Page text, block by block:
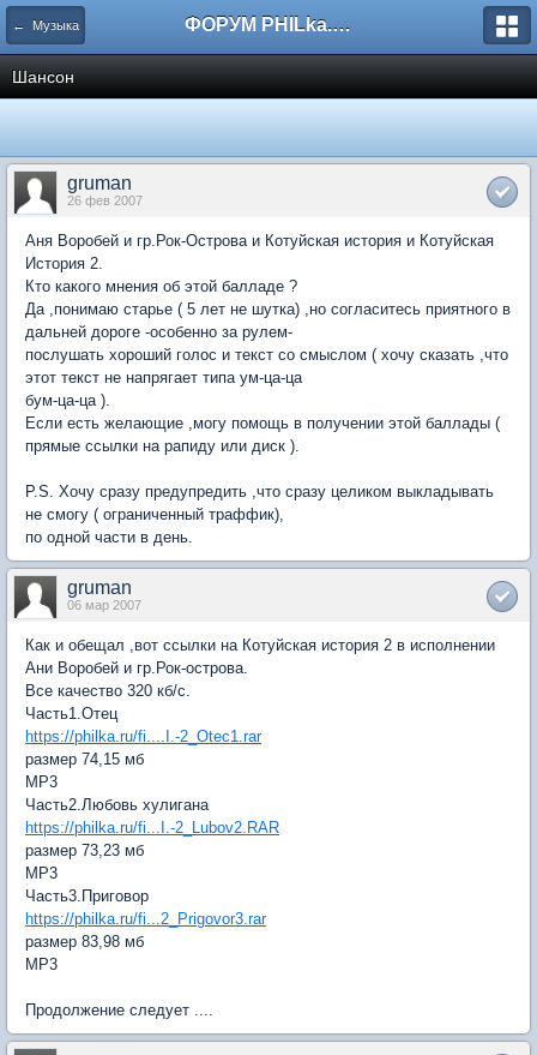
← Музыка ФОРУМ PHILka.RU
Шансон
gruman
26 фев 2007
Аня Воробей и гр.Рок-Острова и Котуйская история и Котуйская
История 2.
Кто какого мнения об этой балладе ?
Да ,понимаю старье ( 5 лет не шутка) ,но согласитесь приятного в
дальней дороге -особенно за рулем-
послушать хороший голос и текст со смыслом ( хочу сказать ,что
этот текст не напрягает типа ум-ца-ца
бум-ца-ца ).
Если есть желающие ,могу помощь в получении этой баллады (
прямые ссылки на рапиду или диск ).
P.S. Хочу сразу предупредить ,что сразу целиком выкладывать
не смогу ( ограниченный траффик),
по одной части в день.
gruman
06 мар 2007
Как и обещал ,вот ссылки на Котуйская история 2 в исполнении
Ани Воробей и гр.Рок-острова.
Все качество 320 кб/с.
Часть1.Отец
https://philka.ru/fi....I.-2_Otec1.rar
размер 74,15 мб
МР3
Часть2.Любовь хулигана
https://philka.ru/fi...I.-2_Lubov2.RAR
размер 73,23 мб
МР3
Часть3.Приговор
https://philka.ru/fi...2_Prigovor3.rar
размер 83,98 мб
МР3
Продолжение следует ....